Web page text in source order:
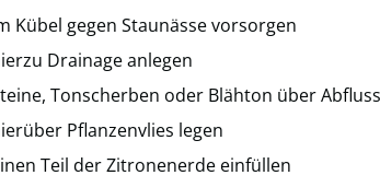
Kübel gegen Staunässe vorsorgen
Drainage anlegen
Tonscherben oder Blähton über
Pflanzenvlies legen
Teil der Zitronenerde einfüllen